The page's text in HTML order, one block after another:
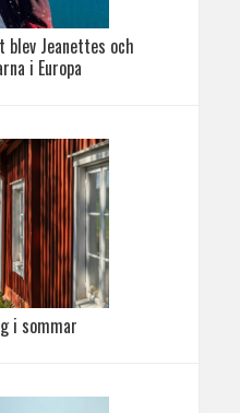
Jeanettes och
i Europa
i sommar